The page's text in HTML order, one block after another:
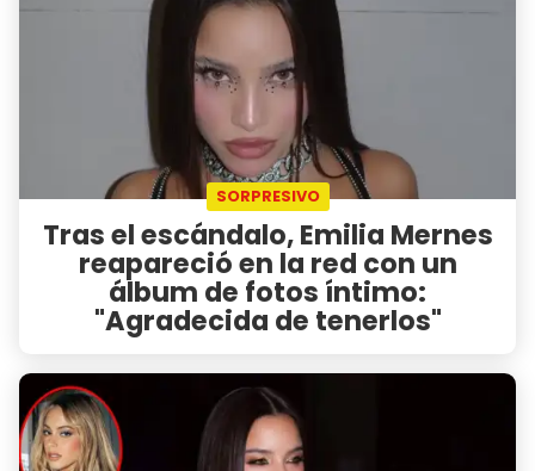
SORPRESIVO
Tras el escándalo, Emilia Mernes
reapareció en la red con un
álbum de fotos íntimo:
"Agradecida de tenerlos"